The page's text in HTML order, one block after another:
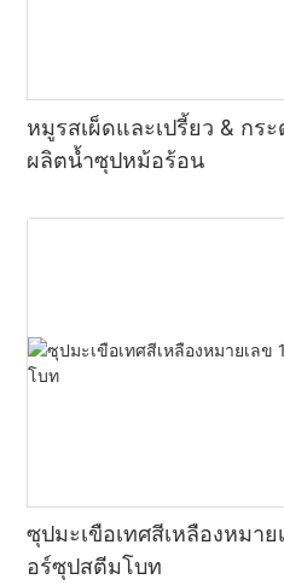
หมูรสเผ็ดและเปรี้ยว & กร
ผลิตน้ำซุปหม้อร้อน
ซุปมะเขือเทศสีเหลืองหมา
อร์ซุปสตีมโบท